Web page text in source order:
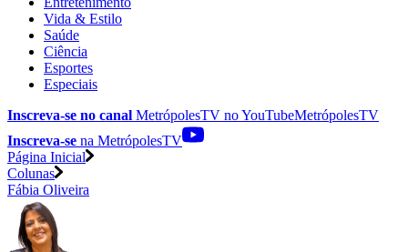
Vida & Estilo
Saúde
Ciência
Esportes
Especiais
Inscreva-se no canal MetrópolesTV noYouTubeMetrópolesTV
Inscreva-se na MetrópolesTV
Página Inicial
Colunas
Fábia Oliveira